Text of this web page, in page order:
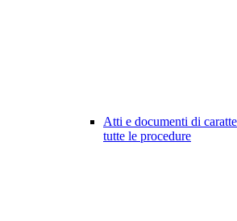
Atti e documenti di
tutte le procedure